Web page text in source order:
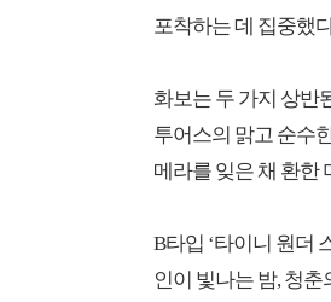
포착하는 데 집중했
화보는 두 가지 상반
투어스의 맑고 순수
메라를 잊은 채 환한
B타입 ‘타이니 원더
인이 빛나는 밤, 청